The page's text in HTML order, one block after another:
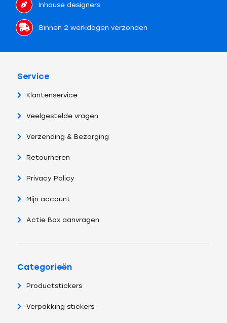
Inhouse designers
Binnen 2 werkdagen verzonden
Service
Klantenservice
Veelgestelde vragen
Verzending & Bezorging
Retourneren
Privacy Policy
Mijn account
Actie Box aanvragen
Categorieën
Productstickers
Verpakking stickers